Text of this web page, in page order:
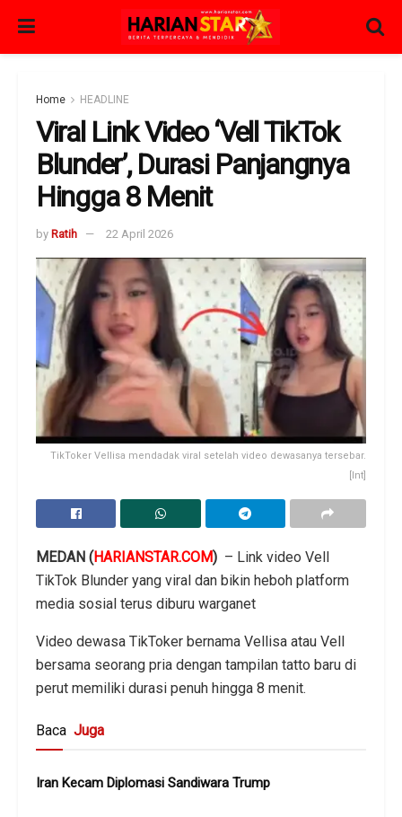
Home HEADLINE
Viral Link Video ‘Vell TikTok
Blunder’, Durasi Panjangnya
Hingga 8 Menit
by Ratih 22 April 2026
TikToker Vellisa mendadak viral setelah video dewasanya tersebar.
[Int]
MEDAN (HARIANSTAR.COM) – Link video Vell
TikTok Blunder yang viral dan bikin heboh platform
media sosial terus diburu warganet
Video dewasa TikToker bernama Vellisa atau Vell
bersama seorang pria dengan tampilan tatto baru di
perut memiliki durasi penuh hingga 8 menit.
Baca Juga
Iran Kecam Diplomasi Sandiwara Trump